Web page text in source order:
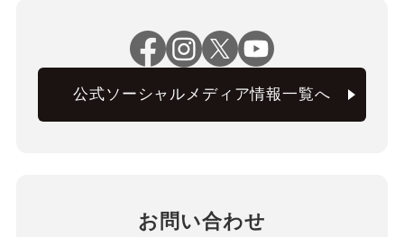
公式ソーシャルメディア情報一覧へ
お問い合わせ